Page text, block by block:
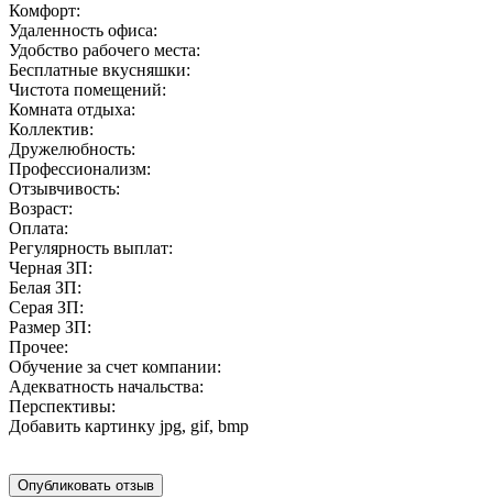
Комфорт:
Удаленность офиса:
Удобство рабочего места:
Бесплатные вкусняшки:
Чистота помещений:
Комната отдыха:
Коллектив:
Дружелюбность:
Профессионализм:
Отзывчивость:
Возраст:
Оплата:
Регулярность выплат:
Черная ЗП:
Белая ЗП:
Серая ЗП:
Размер ЗП:
Прочее:
Обучение за счет компании:
Адекватность начальства:
Перспективы:
Добавить картинку jpg, gif, bmp